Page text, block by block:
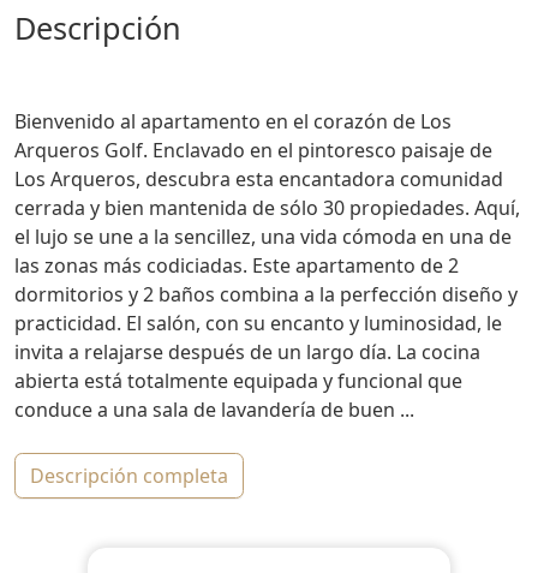
descripción
Bienvenido al apartamento en el corazón de Los
Arqueros Golf. Enclavado en el pintoresco paisaje de
Los Arqueros, descubra esta encantadora comunidad
cerrada y bien mantenida de sólo 30 propiedades. Aquí,
el lujo se une a la sencillez, una vida cómoda en una de
las zonas más codiciadas. Este apartamento de 2
dormitorios y 2 baños combina a la perfección diseño y
practicidad. El salón, con su encanto y luminosidad, le
invita a relajarse después de un largo día. La cocina
abierta está totalmente equipada y funcional que
conduce a una sala de lavandería de buen ...
descripción completa